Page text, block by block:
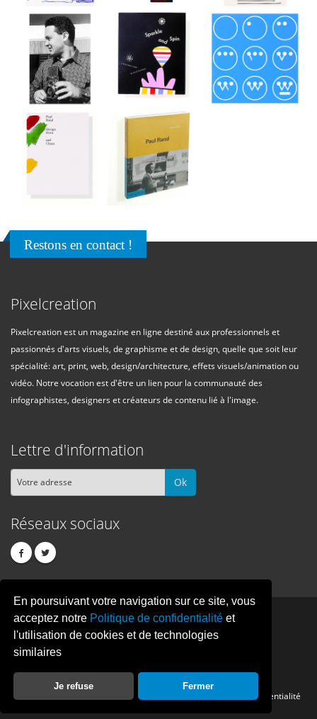
En poursuivant votre navigation sur ce site, vous
acceptez notre Politique de confidentialité et
l'utilisation de cookies et de technologies
similaires
Je refuse Fermer
Restons en contact !
Pixelcreation
Pixelcreation est un magazine en ligne destiné aux professionnels et
passionnés d'arts visuels, de graphisme et de design, quelle que soit leur
spécialité: art, print, web, design/architecture, effets visuels/animation ou
vidéo. Notre vocation est d'être un lien pour la communauté des
infographistes, designers et créateurs de contenu lié à l'image.
Lettre d'information
Ok
Réseaux sociaux
PIXELCREATION
Publicité Politique de confidentialité